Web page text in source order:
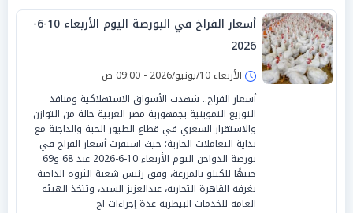
أسعار الفراخ في البورصة اليوم الأربعاء 10-6-
2026
الأربعاء 10/يونيو/2026 - 09:00 ص
أسعار الفراخ.. شهدت الأسواق الاستهلاكية ومنافذ
التوزيع التموينية بجمهورية مصر العربية حالة من التوازن
والاستقرار السعري في قطاع الطيور الحية والداجنة مع
بداية التعاملات الجارية؛ حيث استقرت أسعار الفراخ في
بورصة الدواجن اليوم الأربعاء 10-6-2026 عند 68 و69
جنيهًا للكيلو بالمزرعة، وفق رئيس شعبة الثروة الداجنة
بغرفة القاهرة التجارية، عبدالعزيز السيد، وتتخذ الهيئة
العامة للخدمات البيطرية عدة إجراءات اح